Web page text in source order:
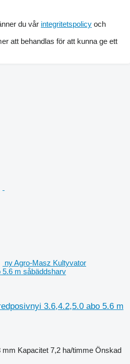
du vår integritetspolicy och
att behandlas för att kunna ge ett
ny Agro-Masz Kultyvator
5.6 m såbäddsharv
3.6,4.2,5.0 abo 5.6 m
mm Kapacitet 7,2 ha/timme Önskad